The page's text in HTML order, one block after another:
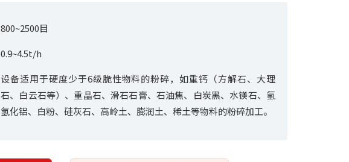
800~2500目
0.9~4.5t/h
设备适用于硬度少于6级脆性物料的粉碎，如重钙（方解石、大理
石、白云石等）、重晶石、滑石石膏、石油焦、白炭黑、水镁石、氢
氢化铝、白粉、硅灰石、高岭土、膨润土、稀土等物料的粉碎加工。